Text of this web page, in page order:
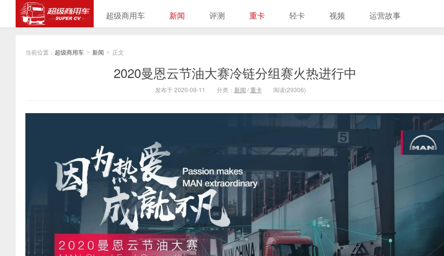
超级商用车 新闻 评测 重卡 轻卡 视频 运营故事
当前位置： 超级商用车 > 新闻 > 正文
2020曼恩云节油大赛冷链分组赛火热进行中
发布于 2020-09-11 分类： 新闻 /重卡 阅读(29306)